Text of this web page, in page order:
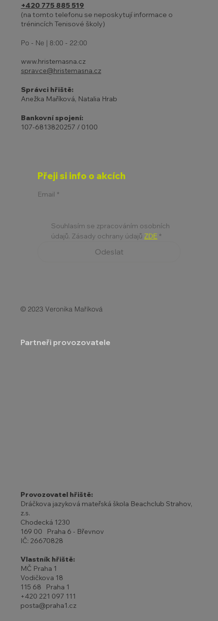
Provozovatel hřiště:
Dráčkova jazyková mateřská škola Beachclub Strahov,
z.s.
Chodecká 1230
169 00 Praha 6 - Břevnov
IČ: 26670828
Vlastník hřiště:
MČ Praha 1
Vodičkova 18
115 68 Praha 1
+420 221 097 111
posta@praha1.cz
+420 775 885 519
(na tomto telefonu se neposkytují informace o
trénincích Tenisové školy)
Po - Ne | 8:00 - 22:00
www.hristemasna.cz
spravce@hristemasna.cz
Správci hřiště:
Anežka Maříková, Natalia Hrab
Bankovní spojení:
107-6813820257 / 0100
Přeji si info o akcích
Email *
Souhlasím se zpracováním osobních
údajů. Zásady ochrany údajů ZDE *
Odeslat
© 2023 Veronika Maříková
Partneři provozovatele